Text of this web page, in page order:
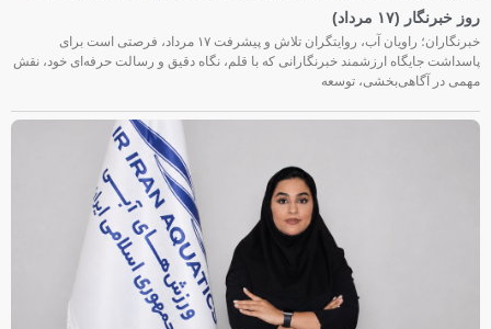
روز خبرنگار (۱۷ مرداد)
خبرنگاران؛ راویان آب، روایتگران تلاش و پیشرفت ۱۷ مرداد، فرصتی است برای
پاسداشت جایگاه ارزشمند خبرنگارانی که با قلم، نگاه دقیق و رسالت حرفه‌ای خود، نقش
مهمی در آگاهی‌بخشی، توسعه